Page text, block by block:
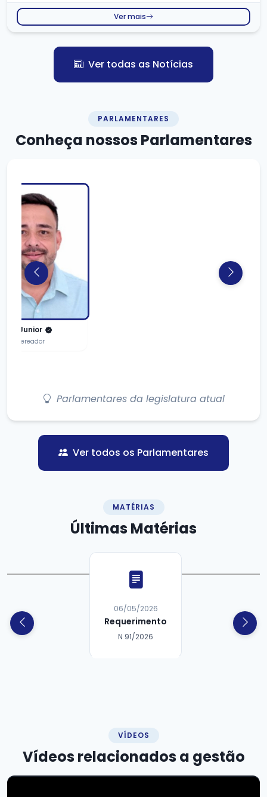
Ver mais
Ver todas as Notícias
PARLAMENTARES
Conheça nossosParlamentares
Dr Junior
Vereador
Parlamentares da legislatura atual
Ver todos os Parlamentares
MATÉRIAS
ÚltimasMatérias
06/05/2026
Requerimento
N 91/2026
VÍDEOS
Vídeos relacionados a gestão